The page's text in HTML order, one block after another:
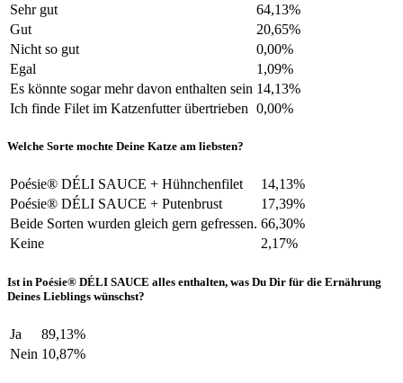
Sehr gut
64,13%
Gut
20,65%
Nicht so gut
0,00%
Egal
1,09%
Es könnte sogar mehr davon enthalten sein 14,13%
Ich finde Filet im Katzenfutter übertrieben 0,00%
Welche Sorte mochte Deine Katze am liebsten?
Poésie® DÉLI SAUCE + Hühnchenfilet
14,13%
Poésie® DÉLI SAUCE + Putenbrust
17,39%
Beide Sorten wurden gleich gern gefressen. 66,30%
Keine
2,17%
Ist in Poésie® DÉLI SAUCE alles enthalten, was Du Dir für die Ernährung
Deines Lieblings wünschst?
Ja
89,13%
Nein 10,87%